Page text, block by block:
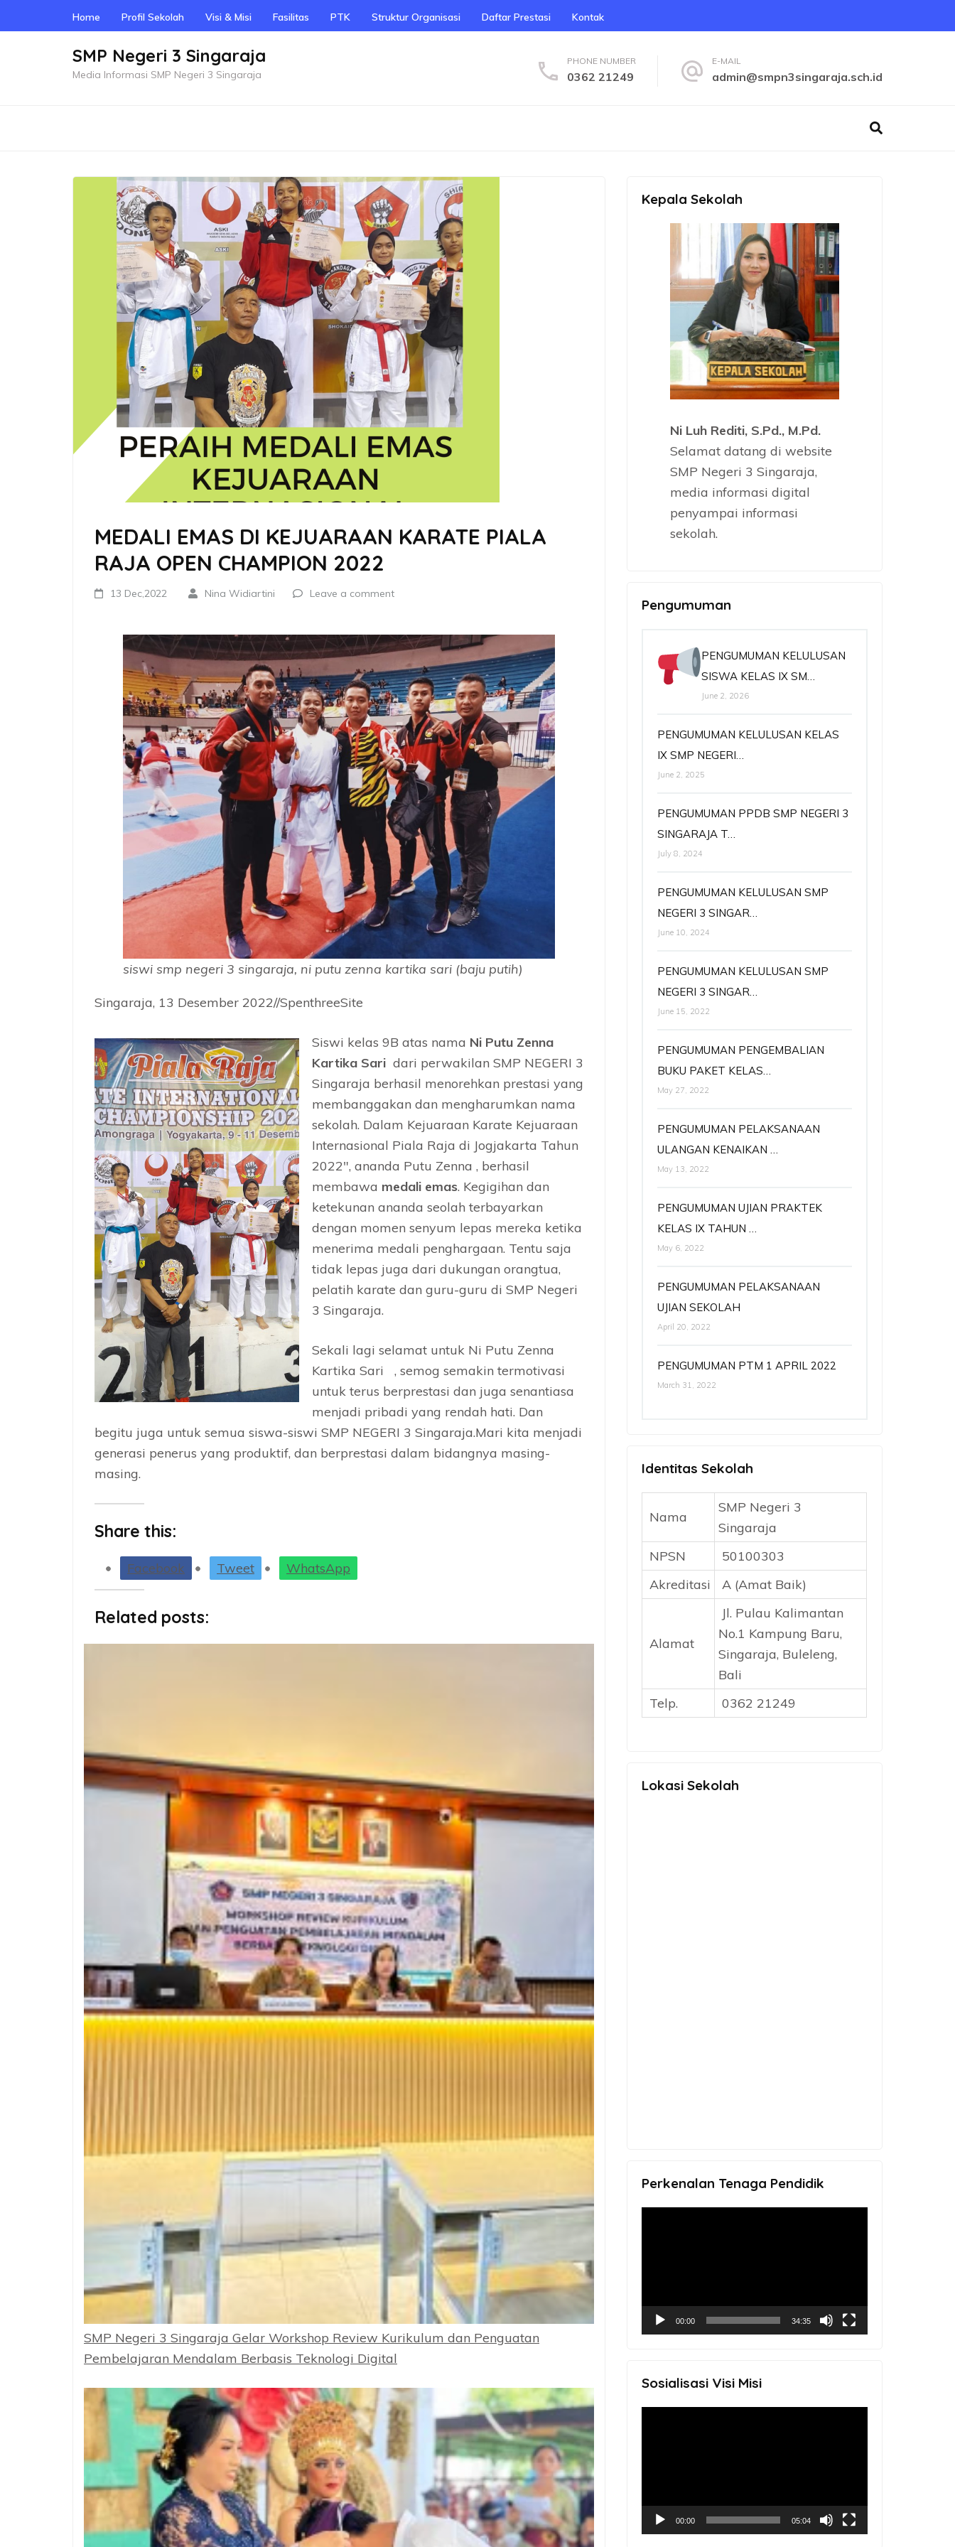
to
Home Profil Sekolah Visi & Misi Fasilitas PTK Struktur Organisasi Daftar Prestasi Kontak
SMP Negeri 3 Singaraja
Media Informasi SMP Negeri 3 Singaraja
PHONE NUMBER
0362 21249
E-MAIL
admin@smpn3singaraja.sch.id
MEDALI EMAS DI KEJUARAAN KARATE PIALA
RAJA OPEN CHAMPION 2022
13 Dec,2022 Nina Widiartini Leave a comment
siswi smp negeri 3 singaraja, ni putu zenna kartika sari (baju putih)
Singaraja, 13 Desember 2022//SpenthreeSite
Siswi kelas 9B atas nama Ni Putu Zenna
Kartika Sari dari perwakilan SMP NEGERI 3
Singaraja berhasil menorehkan prestasi yang
membanggakan dan mengharumkan nama
sekolah. Dalam Kejuaraan Karate Kejuaraan
Internasional Piala Raja di Jogjakarta Tahun
2022″, ananda Putu Zenna , berhasil
membawa medali emas. Kegigihan dan
ketekunan ananda seolah terbayarkan
dengan momen senyum lepas mereka ketika
menerima medali penghargaan. Tentu saja
tidak lepas juga dari dukungan orangtua,
pelatih karate dan guru-guru di SMP Negeri
3 Singaraja.
Sekali lagi selamat untuk Ni Putu Zenna
Kartika Sari , semog semakin termotivasi
untuk terus berprestasi dan juga senantiasa
menjadi pribadi yang rendah hati. Dan
begitu juga untuk semua siswa-siswi SMP NEGERI 3 Singaraja.Mari kita menjadi
generasi penerus yang produktif, dan berprestasi dalam bidangnya masing-
masing.
Share this:
Facebook Tweet WhatsApp
Related posts:
SMP Negeri 3 Singaraja Gelar Workshop Review Kurikulum dan Penguatan
Pembelajaran Mendalam Berbasis Teknologi Digital
Kepala Sekolah
Ni Luh Rediti, S.Pd., M.Pd.
Selamat datang di website
SMP Negeri 3 Singaraja,
media informasi digital
penyampai informasi
sekolah.
Pengumuman
PENGUMUMAN KELULUSAN
SISWA KELAS IX SM…
June 2, 2026
PENGUMUMAN KELULUSAN KELAS
IX SMP NEGERI…
June 2, 2025
PENGUMUMAN PPDB SMP NEGERI 3
SINGARAJA T…
July 8, 2024
PENGUMUMAN KELULUSAN SMP
NEGERI 3 SINGAR…
June 10, 2024
PENGUMUMAN KELULUSAN SMP
NEGERI 3 SINGAR…
June 15, 2022
PENGUMUMAN PENGEMBALIAN
BUKU PAKET KELAS…
May 27, 2022
PENGUMUMAN PELAKSANAAN
ULANGAN KENAIKAN …
May 13, 2022
PENGUMUMAN UJIAN PRAKTEK
KELAS IX TAHUN …
May 6, 2022
PENGUMUMAN PELAKSANAAN
UJIAN SEKOLAH
April 20, 2022
PENGUMUMAN PTM 1 APRIL 2022
March 31, 2022
Identitas Sekolah
Nama
SMP Negeri 3
Singaraja
NPSN
50100303
Akreditasi
A (Amat Baik)
Alamat
Jl. Pulau Kalimantan
No.1 Kampung Baru,
Singaraja, Buleleng,
Bali
Telp.
0362 21249
Lokasi Sekolah
Perkenalan Tenaga Pendidik
00:00 34:35
Sosialisasi Visi Misi
00:00 05:04